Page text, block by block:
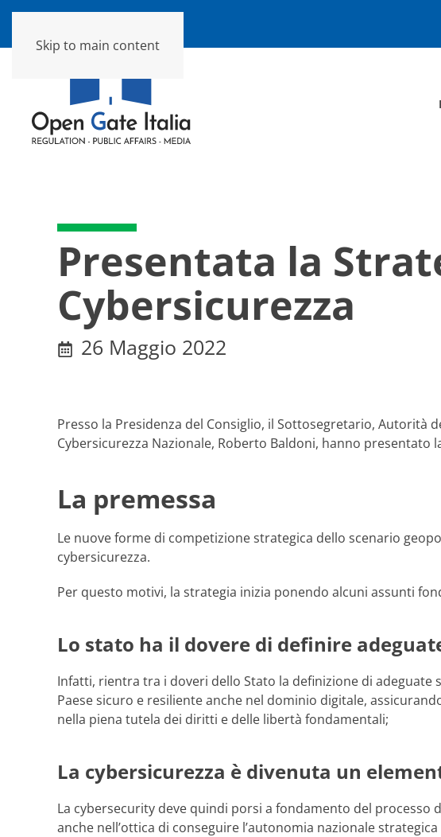
Skip to main content
Presentata la
Cybersicurezza
26 Maggio 2022
Presso la Presidenza del Consiglio, il Sottosegretario, Autorità
Cybersicurezza Nazionale, Roberto Baldoni, hanno presentato
La premessa
Le nuove forme di competizione strategica dello scenario
cybersicurezza.
Per questo motivi, la strategia inizia ponendo alcuni assunti
Lo stato ha il dovere di definire
Infatti, rientra tra i doveri dello Stato la definizione di
Paese sicuro e resiliente anche nel dominio digitale,
nella piena tutela dei diritti e delle libertà fondamentali;
La cybersicurezza è divenuta un
La cybersecurity deve quindi porsi a fondamento del
anche nell’ottica di conseguire l’autonomia nazionale